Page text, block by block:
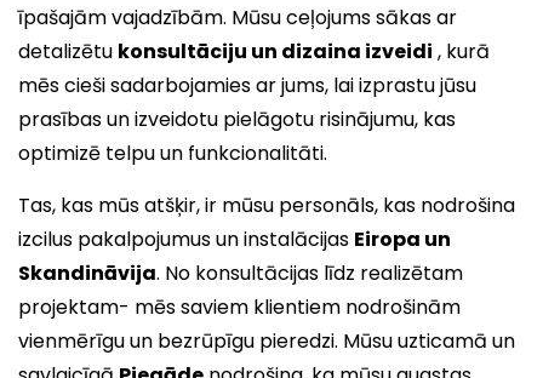
īpašajām vajadzībām. Mūsu ceļojums sākas ar
detalizētu konsultāciju un dizaina izveidi , kurā
mēs cieši sadarbojamies ar jums, lai izprastu jūsu
prasības un izveidotu pielāgotu risinājumu, kas
optimizē telpu un funkcionalitāti.
Tas, kas mūs atšķir, ir mūsu personāls, kas nodrošina
izcilus pakalpojumus un instalācijas Eiropa un
Skandināvija. No konsultācijas līdz realizētam
projektam- mēs saviem klientiem nodrošinām
vienmērīgu un bezrūpīgu pieredzi. Mūsu uzticamā un